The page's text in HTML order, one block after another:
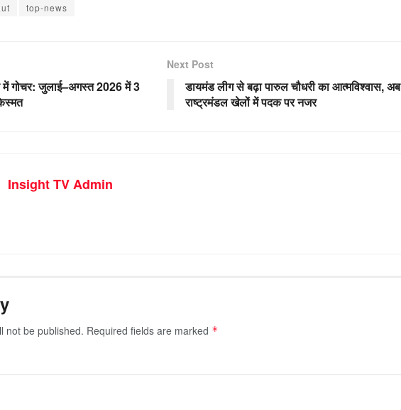
top-news
में गोचर: जुलाई–अगस्त 2026 में 3
Next Post
डायमंड लीग से बढ़ा पारुल चौधरी का आत्मविश्वास, अब
राष्ट्रमंडल खेलों में पदक पर नजर
Insight TV Admin
not be published. Required fields are marked *